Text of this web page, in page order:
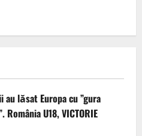
au lăsat Europa cu ”gura
U18, VICTORIE